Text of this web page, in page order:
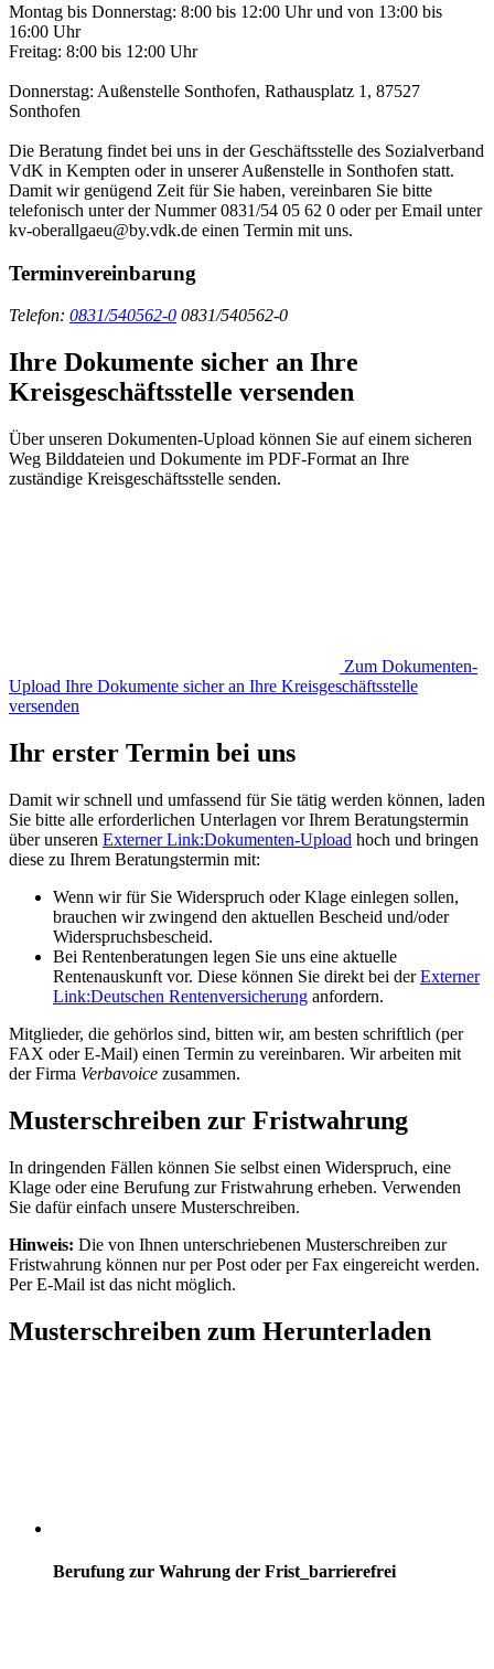
Montag bis Donnerstag: 8:00 bis 12:00 Uhr und von 13:00 bis
16:00 Uhr
Freitag: 8:00 bis 12:00 Uhr
Donnerstag: Außenstelle Sonthofen, Rathausplatz 1, 87527
Sonthofen
Die Beratung findet bei uns in der Geschäftsstelle des Sozialverband
VdK in Kempten oder in unserer Außenstelle in Sonthofen statt.
Damit wir genügend Zeit für Sie haben, vereinbaren Sie bitte
telefonisch unter der Nummer 0831/54 05 62 0 oder per Email unter
kv-oberallgaeu@by.vdk.de einen Termin mit uns.
Terminvereinbarung
Telefon: 0831/540562-0 0831/540562-0
Ihre Dokumente sicher an Ihre
Kreisgeschäftsstelle versenden
Über unseren Dokumenten-Upload können Sie auf einem sicheren
Weg Bilddateien und Dokumente im PDF-Format an Ihre
zuständige Kreisgeschäftsstelle senden.
Zum Dokumenten-
Upload Ihre Dokumente sicher an Ihre Kreisgeschäftsstelle
versenden
Ihr erster Termin bei uns
Damit wir schnell und umfassend für Sie tätig werden können, laden
Sie bitte alle erforderlichen Unterlagen vor Ihrem Beratungstermin
über unseren Externer Link:Dokumenten-Upload hoch und bringen
diese zu Ihrem Beratungstermin mit:
Wenn wir für Sie Widerspruch oder Klage einlegen sollen,
brauchen wir zwingend den aktuellen Bescheid und/oder
Widerspruchsbescheid.
Bei Rentenberatungen legen Sie uns eine aktuelle
Rentenauskunft vor. Diese können Sie direkt bei derExterner
Link:Deutschen Rentenversicherung anfordern.
Mitglieder, die gehörlos sind, bitten wir, am besten schriftlich (per
FAX oder E-Mail) einen Termin zu vereinbaren. Wir arbeiten mit
der Firma Verbavoice zusammen.
Musterschreiben zur Fristwahrung
In dringenden Fällen können Sie selbst einen Widerspruch, eine
Klage oder eine Berufung zur Fristwahrung erheben. Verwenden
Sie dafür einfach unsere Musterschreiben.
Hinweis: Die von Ihnen unterschriebenen Musterschreiben zur
Fristwahrung können nur per Post oder per Fax eingereicht werden.
Per E-Mail ist das nicht möglich.
Musterschreiben zum Herunterladen
Berufung zur Wahrung der Frist_barrierefrei